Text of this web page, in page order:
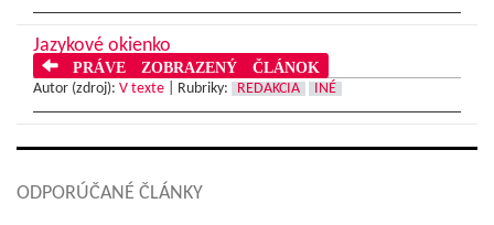
Jazykové okienko
PRÁVE ZOBRAZENÝ ČLÁNOK
Autor (zdroj): V texte Rubriky: REDAKCIA INÉ
ODPORÚČANÉ ČLÁNKY